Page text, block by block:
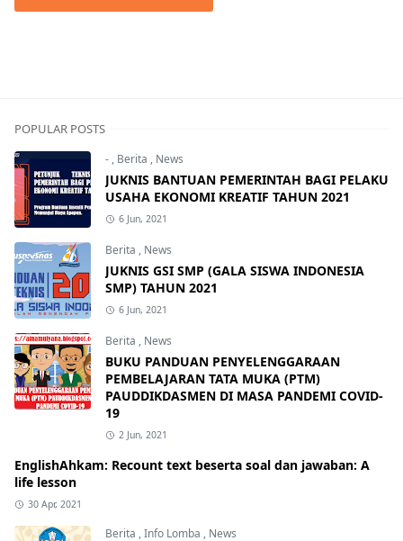
POPULAR POSTS
- , Berita , News
JUKNIS BANTUAN PEMERINTAH BAGI PELAKU
USAHA EKONOMI KREATIF TAHUN 2021
6 Jun, 2021
Berita , News
JUKNIS GSI SMP (GALA SISWA INDONESIA
SMP) TAHUN 2021
6 Jun, 2021
Berita , News
BUKU PANDUAN PENYELENGGARAAN
PEMBELAJARAN TATA MUKA (PTM)
PAUDDIKDASMEN DI MASA PANDEMI COVID-
19
2 Jun, 2021
EnglishAhkam: Recount text beserta soal dan jawaban: A
life lesson
30 Apr, 2021
Berita ,Info Lomba , News